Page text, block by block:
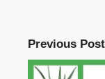
Previous Post